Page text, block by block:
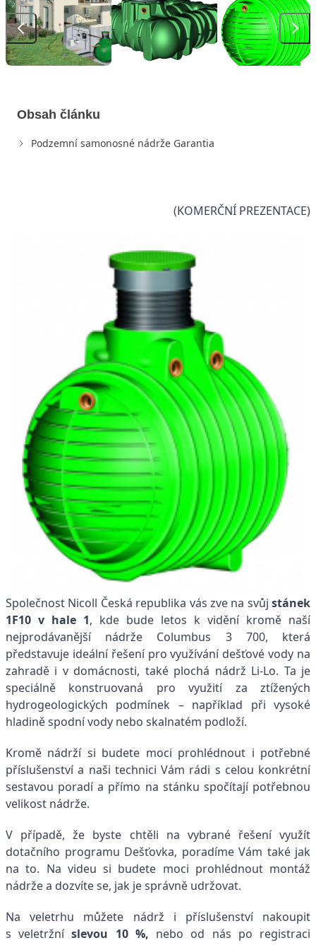
Obsah článku
Podzemní samonosné nádrže Garantia
(KOMERČNÍ PREZENTACE)
Společnost Nicoll Česká republika vás zve na svůj stánek
1F10 v hale 1, kde bude letos k vidění kromě naší
nejprodávanější nádrže Columbus 3 700, která
představuje ideální řešení pro využívání dešťové vody na
zahradě i v domácnosti, také plochá nádrž Li-Lo. Ta je
speciálně konstruovaná pro využití za ztížených
hydrogeologických podmínek – například při vysoké
hladině spodní vody nebo skalnatém podloží.
Kromě nádrží si budete moci prohlédnout i potřebné
příslušenství a naši technici Vám rádi s celou konkrétní
sestavou poradí a přímo na stánku spočítají potřebnou
velikost nádrže.
V případě, že byste chtěli na vybrané řešení využít
dotačního programu Dešťovka, poradíme Vám také jak
na to. Na videu si budete moci prohlédnout montáž
nádrže a dozvíte se, jak je správně udržovat.
Na veletrhu můžete nádrž i příslušenství nakoupit
s veletržníslevou 10 %, nebo od nás po registraci